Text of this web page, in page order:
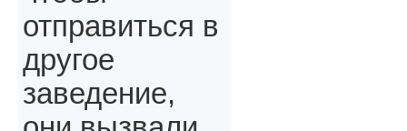
отправиться в
другое
заведение,